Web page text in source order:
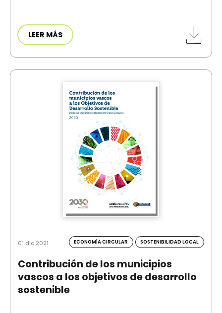
LEER MÁS
01 dic 2021 ECONOMÍA CIRCULAR SOSTENIBILIDAD LOCAL
Contribución de los municipios
vascos a los objetivos de desarrollo
sostenible